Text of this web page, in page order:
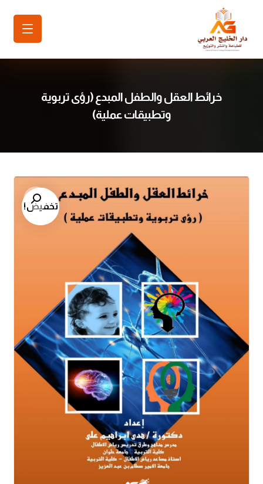
خرائط العقل والطفل المبدع (رؤى تربوية
وتطبيقات عملية)
تكبير الصورة
تخفيض!
تخفيض!